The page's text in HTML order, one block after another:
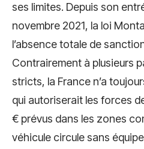
ses limites. Depuis son
novembre 2021, la loi
l’absence totale de
Contrairement à plusieurs
stricts, la France n’a
qui autoriserait les forces
€ prévus dans les zones
véhicule circule sans